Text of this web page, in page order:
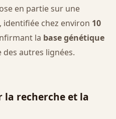
en partie sur une
identifiée chez environ 10
la base génétique
autres lignées.
la recherche et la